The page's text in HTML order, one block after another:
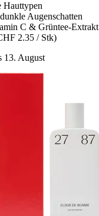
Hauttypen
Augenschatten
C & Grüntee-Extrakt
2.35 / Stk)
13. August